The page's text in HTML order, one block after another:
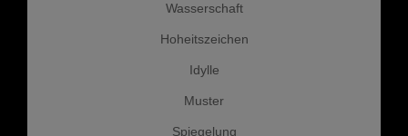
Wasserschaft
Hoheitszeichen
Idylle
Muster
Spiegelung